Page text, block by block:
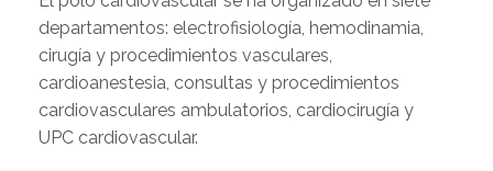
departamentos: electrofisiología, hemodinamia,
cirugía y procedimientos vasculares,
cardioanestesia, consultas y procedimientos
cardiovasculares ambulatorios, cardiocirugía y
UPC cardiovascular.